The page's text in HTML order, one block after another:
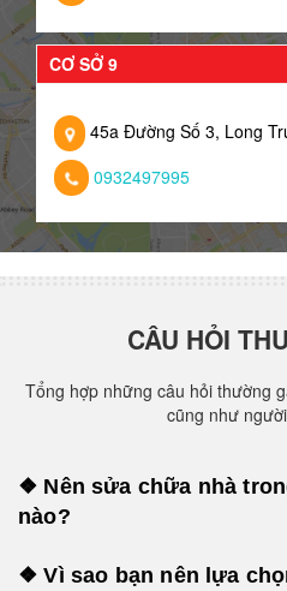
CƠ SỞ 9
45a Đường Số 3, Long
0932497995
CÂU HỎI
Tổng hợp những câu hỏi thường
cũng như
❖ Nên sửa chữa nhà
nào?
❖ Vì sao bạn nên lựa